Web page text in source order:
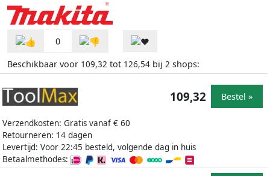
0
Beschikbaar voor 109,32 tot 126,54 bij 2 shops:
Verzendkosten: Gratis vanaf € 60
Retourneren: 14 dagen
Levertijd: Voor 22:45 besteld, volgende dag in huis
Betaalmethodes:
109,32 Bestel »